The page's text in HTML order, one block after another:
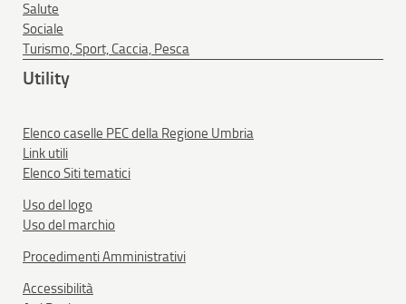
Salute
Sociale
Turismo, Sport, Caccia, Pesca
Utility
Elenco caselle PEC della Regione Umbria
Link utili
Elenco Siti tematici
Uso del logo
Uso del marchio
Procedimenti Amministrativi
Accessibilità